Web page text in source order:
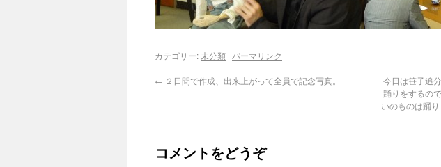
カテゴリー:未分類 パーマリンク
← ２日間で作成、出来上がって全員で記念写真。
今日は笹子追
踊りをするの
いのものは踊
コメントをどうぞ